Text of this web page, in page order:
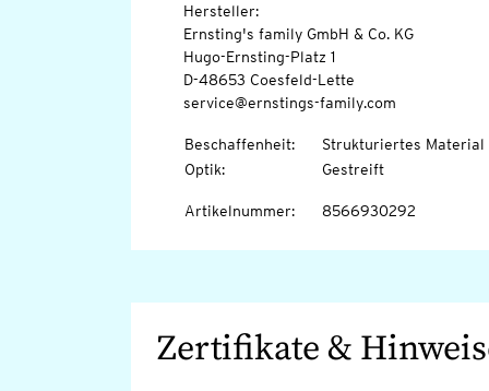
Hersteller:
Ernsting's family GmbH & Co. KG
Hugo-Ernsting-Platz 1
D-48653 Coesfeld-Lette
service@ernstings-family.com
Beschaffenheit:
Strukturiertes Material
Optik: Gestreift
Artikelnummer: 8566930292
Zertifikate &